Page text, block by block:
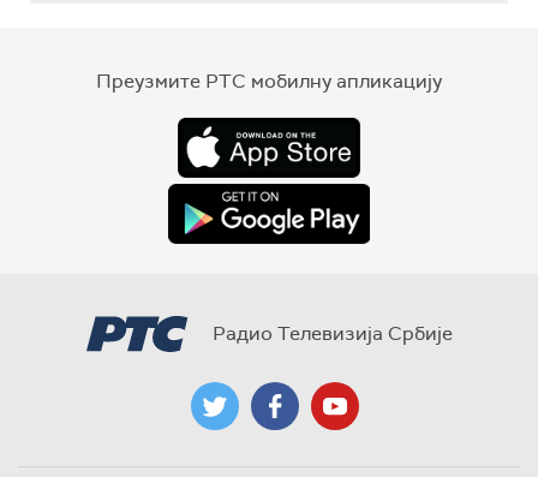
Преузмите РТС мобилну апликацију
Радио Телевизија Србије